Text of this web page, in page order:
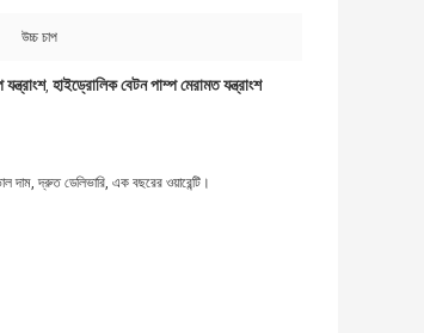
উচ্চ চাপ
, হাইড্রোলিক বেটন পাম্প মেরামত যন্ত্রাংশ
দ্রুত ডেলিভারি, এক বছরের ওয়ারেন্টি।